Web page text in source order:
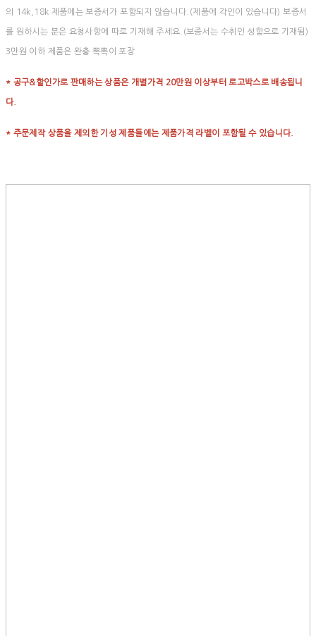
의 14k,18k 제품에는 보증서가 포함되지 않습니다.(제품에 각인이 있습니다) 보증서
를 원하시는 분은 요청사항에 따로 기재해 주세요.(보증서는 수취인 성함으로 기재됨)
3만원 이하 제품은 완충 뽁뽁이 포장
* 공구&할인가로 판매하는 상품은 개별가격 20만원 이상부터 로고박스로 배송됩니
다.
* 주문제작 상품을 제외한 기성 제품들에는 제품가격 라벨이 포함될 수 있습니다.